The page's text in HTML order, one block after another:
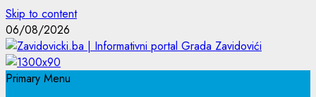
Skip to content
06/08/2026
Primary Menu